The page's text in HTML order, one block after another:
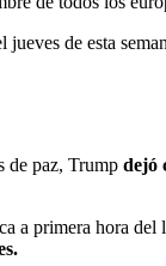
de esta
de paz, Trump dejó
a primera hora